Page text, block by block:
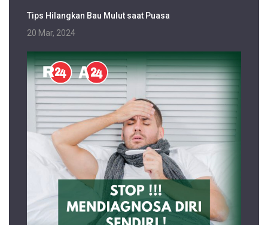
Tips Hilangkan Bau Mulut saat Puasa
20 Mar, 2024